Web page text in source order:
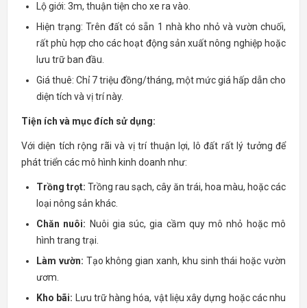
Lộ giới: 3m, thuận tiện cho xe ra vào.
Hiện trạng: Trên đất có sẵn 1 nhà kho nhỏ và vườn chuối,
rất phù hợp cho các hoạt động sản xuất nông nghiệp hoặc
lưu trữ ban đầu.
Giá thuê: Chỉ 7 triệu đồng/tháng, một mức giá hấp dẫn cho
diện tích và vị trí này.
Tiện ích và mục đích sử dụng:
Với diện tích rộng rãi và vị trí thuận lợi, lô đất rất lý tưởng để
phát triển các mô hình kinh doanh như:
Trồng trọt: Trồng rau sạch, cây ăn trái, hoa màu, hoặc các
loại nông sản khác.
Chăn nuôi: Nuôi gia súc, gia cầm quy mô nhỏ hoặc mô
hình trang trại.
Làm vườn: Tạo không gian xanh, khu sinh thái hoặc vườn
ươm.
Kho bãi: Lưu trữ hàng hóa, vật liệu xây dựng hoặc các nhu